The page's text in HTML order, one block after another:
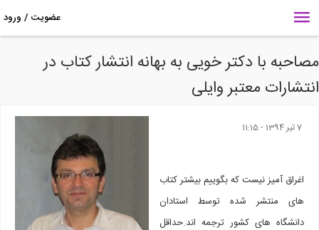
با دکتر خویی به بهانه انتشار کتاب در
معتبر وایلی
اغراق آمیز نیست که بگوییم بیشتر کتاب
های منتشر شده توسط استادان
دانشگاه های کشور ترجمه اند.حداقل